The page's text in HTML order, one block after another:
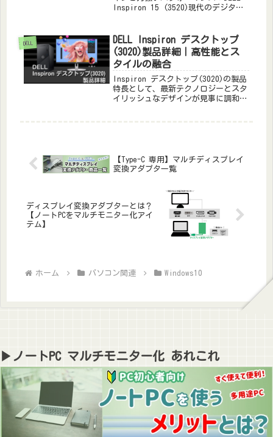
Inspiron 15 (3520)現代のデジタル
かせない存在です。その中でも、DELL
Ins...
DELL
DELL Inspiron デスクトップ
(3020)製品詳細｜高性能とス
タイルの融合
Inspiron デスクトップ(3020)の製品
特長として、最新テクノロジーとスタ
イリッシュなデザインが見事に調和。
エンスを実現します。
【Type-C 専用】マルチディスプレイ
変換アダプタ一覧
ディスプレイ変換アダプターとは？
【ノートPCをマルチモニター化アイ
テム】
ホーム パソコン関連 Windows10
▶ノートPC マルチモニター化 あれこれ